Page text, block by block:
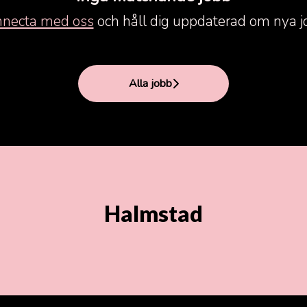
med oss och håll dig uppdaterad om nya
Alla jobb
Halmstad